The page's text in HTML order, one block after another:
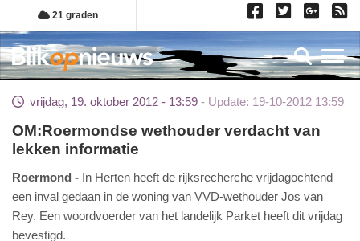
Overslaan
en
naar
de
gaan
21 graden
vrijdag, 19. oktober 2012 - 13:59 Update: 19-10-2012 13:59
OM:Roermondse wethouder verdacht van
lekken informatie
Roermond
In Herten heeft de rijksrecherche vrijdagochtend
een inval gedaan in de woning van VVD-wethouder Jos van
Rey. Een woordvoerder van het landelijk Parket heeft dit vrijdag
bevestigd.